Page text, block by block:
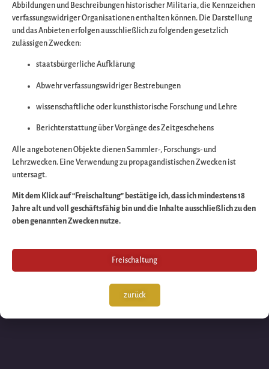
Entschuldigen Sie
bitte die
Wir arbeiten an
großartigen Sache
schauen Sie bald
wieder vorbei!
Abbildungen und Beschreibungen historischer Militaria, die Kennzeichen
verfassungswidriger Organisationen enthalten können. Die Darstellung
und das Anbieten erfolgen ausschließlich zu folgenden gesetzlich
zulässigen Zwecken:
staatsbürgerliche Aufklärung
Abwehr verfassungswidriger Bestrebungen
wissenschaftliche oder kunsthistorische Forschung und Lehre
Berichterstattung über Vorgänge des Zeitgeschehens
Alle angebotenen Objekte dienen Sammler-, Forschungs- und
Lehrzwecken. Eine Verwendung zu propagandistischen Zwecken ist
untersagt.
Mit dem Klick auf “Freischaltung” bestätige ich, dass ich mindestens 18
Jahre alt und voll geschäftsfähig bin und die Inhalte ausschließlich zu den
oben genannten Zwecken nutze.
Freischaltung
zurück